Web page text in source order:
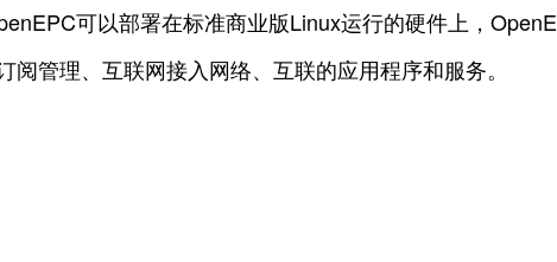
可以部署在标准商业版Linux运行的硬件上，
管理、互联网接入网络、互联的应用程序和服务。